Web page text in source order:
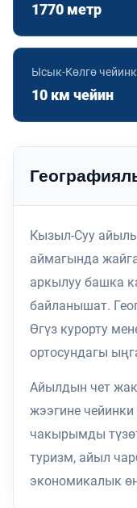
1770 метр
Ысык-Көлгө
10 км чейин
Кызыл-Суу
аймагында
аркылуу башка
байланышат.
Өгүз курорту
ортосундагы
Айылдын чет
жээгине
чакырымды
туризм, айыл
экономикалык